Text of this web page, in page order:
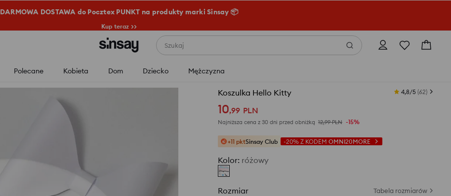
DARMOWA DOSTAWA do Pocztex PUNKT na produkty marki Sinsay 📦
Kup teraz >>
Szukaj
Polecane Kobieta Dom Dziecko Mężczyzna
Koszulka Hello Kitty 4,8/5 (62)
10,99 PLN
Najniższa cena z 30 dni przed obniżką 12,99 PLN -15%
+11 pktSinsay Club -20% Z KODEM OMNI20MORE
Kolor: różowy
Rozmiar Tabela rozmiarów